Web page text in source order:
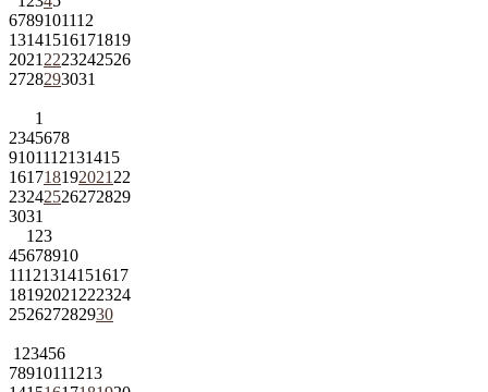
6789101112
13141516171819
2021 2223242526
2728293031
1
2345678
9101112131415
161718192021 22
23242526272829
3031
1 23
45678910
11121314151617
18192021 222324
252627282930
1 23456
78910111213